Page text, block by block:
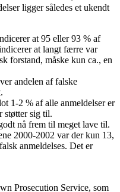
ligger således et ukendt
at 95 eller 93 % af
at langt færre var
forstand, måske kun ca., en
andelen af falske
1-2 % af alle anmeldelser er
støtter sig til.
nå frem til meget lave til.
2000-2002 var der kun 13,
anmeldelses. Det er
Prosecution Service, som